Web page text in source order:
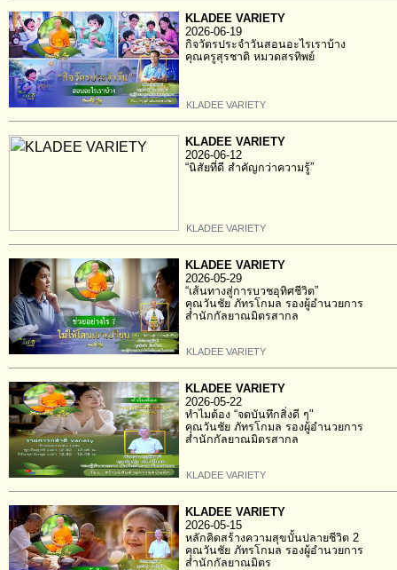
KLADEE VARIETY
2026-06-19
กิจวัตรประจำวันสอนอะไรเราบ้าง
คุณครูสุรชาติ หมวดสรทิพย์
KLADEE VARIETY
KLADEE VARIETY
2026-06-12
“นิสัยที่ดี สำคัญกว่าความรู้”
KLADEE VARIETY
KLADEE VARIETY
2026-05-29
“เส้นทางสู่การบวชอุทิศชีวิต”
คุณวันชัย ภัทรโกมล รองผู้อำนวยการ
สำนักกัลยาณมิตรสากล
KLADEE VARIETY
KLADEE VARIETY
2026-05-22
ทำไมต้อง “จดบันทึกสิ่งดี ๆ"
คุณวันชัย ภัทรโกมล รองผู้อำนวยการ
สำนักกัลยาณมิตรสากล
KLADEE VARIETY
KLADEE VARIETY
2026-05-15
หลักคิดสร้างความสุขบั้นปลายชีวิต 2
คุณวันชัย ภัทรโกมล รองผู้อำนวยการ
สำนักกัลยาณมิตร